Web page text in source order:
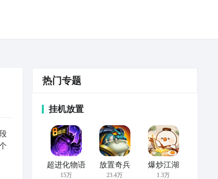
热门专题
挂机放置
超进化物语
15万
放置奇兵
23.4万
爆炒江湖
1.3万